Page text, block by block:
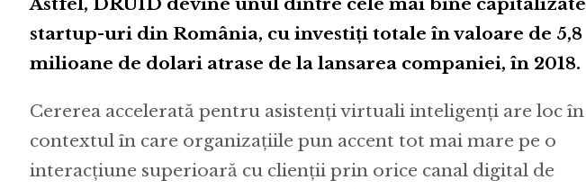
Astfel, DRUID devine unul dintre cele mai bine capitalizate
startup-uri din România, cu investiți totale în valoare de 5,8
milioane de dolari atrase de la lansarea companiei, în 2018.
Cererea accelerată pentru asistenţi virtuali inteligenţi are loc în
contextul în care organizaţiile pun accent tot mai mare pe o
interacţiune superioară cu clienţii prin orice canal digital de